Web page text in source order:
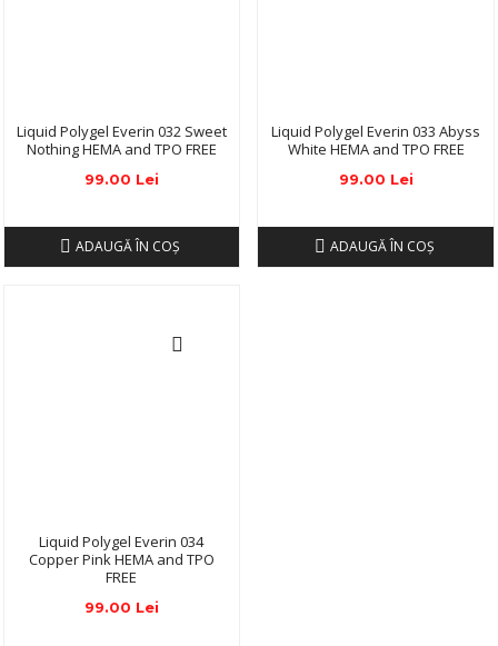
Liquid Polygel Everin 032 Sweet
Nothing HEMA and TPO FREE
99.00 Lei
ADAUGĂ ÎN COŞ
Liquid Polygel Everin 033 Abyss
White HEMA and TPO FREE
99.00 Lei
ADAUGĂ ÎN COŞ
Liquid Polygel Everin 034
Copper Pink HEMA and TPO
FREE
99.00 Lei